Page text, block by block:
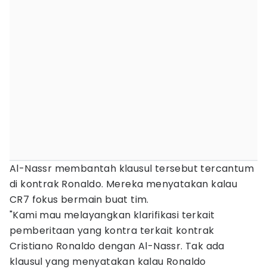
Al-Nassr membantah klausul tersebut tercantum
di kontrak Ronaldo. Mereka menyatakan kalau
CR7 fokus bermain buat tim.
"Kami mau melayangkan klarifikasi terkait
pemberitaan yang kontra terkait kontrak
Cristiano Ronaldo dengan Al-Nassr. Tak ada
klausul yang menyatakan kalau Ronaldo